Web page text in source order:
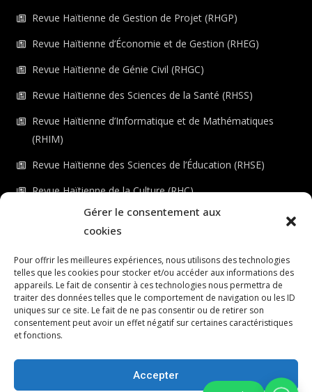
Gérer le consentement aux
cookies
Pour offrir les meilleures expériences, nous utilisons des technologies
telles que les cookies pour stocker et/ou accéder aux informations des
appareils. Le fait de consentir à ces technologies nous permettra de
traiter des données telles que le comportement de navigation ou les ID
uniques sur ce site. Le fait de ne pas consentir ou de retirer son
consentement peut avoir un effet négatif sur certaines caractéristiques
et fonctions.
Accepter
Revue Haïtienne de Gestion de Projet (RHGP)
Revue Haïtienne d’Économie et de Gestion (RHEG)
Revue Haïtienne de Génie Civil (RHGC)
Revue Haïtienne des Sciences de la Santé (RHSS)
Revue Haïtienne d’Informatique et de Mathématiques
(RHIM)
Revue Haïtienne des Sciences de l’Éducation (RHSE)
Revue Haïtienne de la Culture (RHC)
Revue Haïtienne de l’Environnement (RHE)
Dashboard
LS ÉDITIONS
Connexion au portail